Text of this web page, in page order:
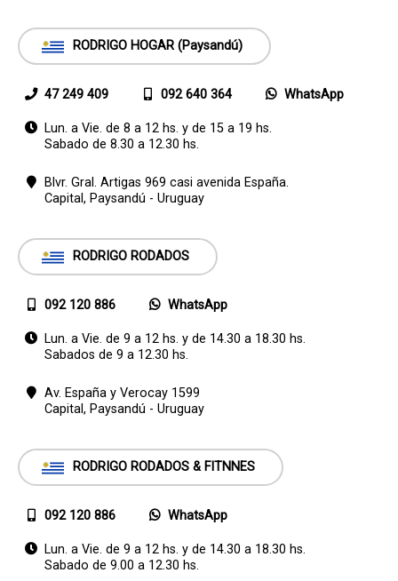
RODRIGO HOGAR (Paysandú)
47 249 409 092 640 364 WhatsApp
Lun. a Vie. de 8 a 12 hs. y de 15 a 19 hs.
Sabado de 8.30 a 12.30 hs.
Blvr. Gral. Artigas 969 casi avenida España.
Capital, Paysandú - Uruguay
RODRIGO RODADOS
092 120 886 WhatsApp
Lun. a Vie. de 9 a 12 hs. y de 14.30 a 18.30 hs.
Sabados de 9 a 12.30 hs.
Av. España y Verocay 1599
Capital, Paysandú - Uruguay
RODRIGO RODADOS & FITNNES
092 120 886 WhatsApp
Lun. a Vie. de 9 a 12 hs. y de 14.30 a 18.30 hs.
Sabado de 9.00 a 12.30 hs.